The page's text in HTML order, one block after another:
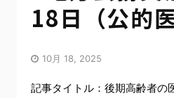
18日（公的
10月 18, 2025
記事タイトル：後期高齢者の